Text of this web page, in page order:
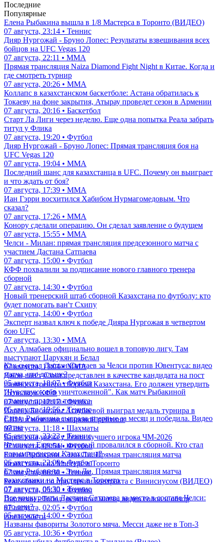
Последние
Популярные
Елена Рыбакина вышла в 1/8 Мастерса в Торонто (ВИДЕО)
07 августа, 23:14 • Теннис
Дияр Нургожай - Бруно Лопес: Результаты взвешивания всех
бойцов на UFC Vegas 120
07 августа, 22:11 • ММА
Прямая трансляция Naiza Diamond Fight Night в Китае. Когда и
где смотреть турнир
07 августа, 20:26 • ММА
Коллапс в казахстанском баскетболе: Астана обратилась к
Токаеву на фоне закрытия, Атырау проведет сезон в Армении
07 августа, 20:16 • Баскетбол
Старт Ла Лиги через неделю. Еще одна попытка Реала забрать
титул у Флика
07 августа, 19:20 • Футбол
Дияр Нургожай - Бруно Лопес: Прямая трансляция боя на
UFC Vegas 120
07 августа, 19:04 • ММА
Последний шанс для казахстанца в UFC. Почему он выиграет
и что ждать от боя?
07 августа, 17:39 • ММА
Иан Гэрри восхитился Хабибом Нурмагомедовым. Что
сказал?
07 августа, 17:26 • ММА
Конору сделали операцию. Он сделал заявление о будущем
07 августа, 15:55 • ММА
Челси - Милан: прямая трансляция предсезонного матча с
участием Дастана Сатпаева
07 августа, 15:00 • Футбол
КФФ похвалили за подписание нового главного тренера
сборной
07 августа, 14:30 • Футбол
Новый тренерский штаб сборной Казахстана по футболу: кто
будет помогать ван'т Схипу
07 августа, 14:00 • Футбол
Эксперт назвал ключ к победе Дияра Нургожая в четвертом
бою UFC
07 августа, 13:30 • ММА
Асу Алмабаев официально вошел в топовую лигу. Там
выступают Царукян и Белал
07 августа, 13:04 • ММА
Джон ван'т Схип представлен в качестве кандидата на пост
главного тренера сборной Казахстана. Его должен утвердить
Исполком КФФ
07 августа, 12:17 • Футбол
Парень Бибисары Асаубаевой выиграл медаль турнира в
США и возглавил мировой рейтинг
07 августа, 11:18 • Шахматы
Барселона увела у Реала лучшего игрока ЧМ-2026
07 августа, 09:54 • Футбол
Елена Рыбакина - Энн Ли. Прямая трансляция матча
казахстанки на Мастерс в Торонто
07 августа, 06:30 • Теннис
Реал объявил о продлении контракта с Винисиусом (ВИДЕО)
07 августа, 05:30 • Футбол
Партизан - Тобол: результат матча, видео голов и обзор
07 августа, 02:05 • Футбол
еще новости
Как сыграл Дастан Сатпаев за Челси против Ювентуса: видео
матча, что дальше?
05 августа, 18:07 • Футбол
"Чувствую себя уничтоженной". Как матч Рыбакиной
изменил правила тенниса
05 августа, 19:56 • Теннис
Елена Рыбакина сыграла впервые за месяц и победила. Видео
матча
05 августа, 23:23 • Теннис
Чемпион Европы, который провалился в сборной. Кто стал
новым тренером Казахстана?
06 августа, 22:00 • Футбол
Елена Рыбакина - Энн Ли. Прямая трансляция матча
казахстанки на Мастерс в Торонто
07 августа, 06:30 • Теннис
Все конкуренты Дастана Сатпаева за место в составе Челси:
кто они?
05 августа, 14:00 • Футбол
Названы фавориты Золотого мяча. Месси даже не в Топ-3
05 августа, 10:36 • Футбол